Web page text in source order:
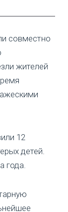
совместно
жителей
12
детей.
года.